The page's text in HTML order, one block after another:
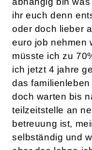
ihr euch denn
oder doch lieber
euro job nehmen
müsste ich zu
ich jetzt 4 jahre
das
doch warten bis
teilzeitstelle an
betreuung ist,
selbständig und